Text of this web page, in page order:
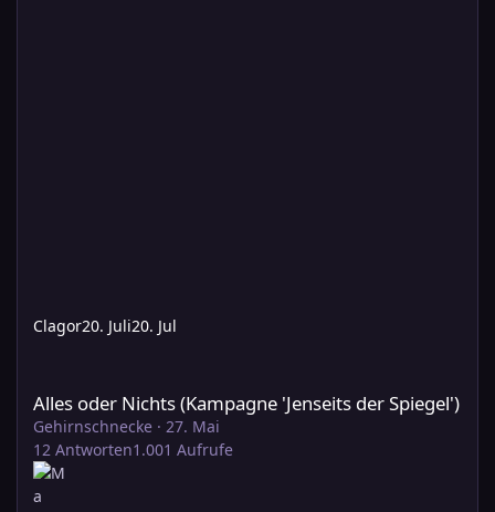
Clagor20. Juli20. Jul
Alles oder Nichts (Kampagne 'Jenseits der Spiegel')
Gehirnschnecke · 27. Mai
12 Antworten1.001 Aufrufe